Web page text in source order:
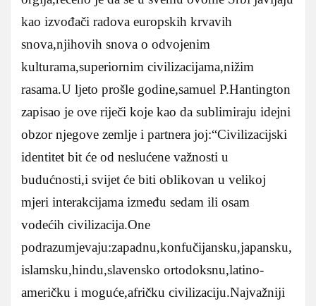
kao izvođači radova europskih krvavih
snova,njihovih snova o odvojenim
kulturama,superiornim civilizacijama,nižim
rasama.U ljeto prošle godine,samuel P.Hantington
zapisao je ove riječi koje kao da sublimiraju idejni
obzor njegove zemlje i partnera joj:“Civilizacijski
identitet bit će od neslućene važnosti u
budućnosti,i svijet će biti oblikovan u velikoj
mjeri interakcijama između sedam ili osam
vodećih civilizacija.One
podrazumjevaju:zapadnu,konfučijansku,japansku,
islamsku,hindu,slavensko ortodoksnu,latino-
američku i moguće,afričku civilizaciju.Najvažniji